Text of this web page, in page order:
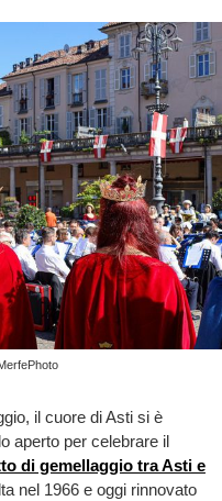
il cuore di Asti si è
aperto per celebrare il
di gemellaggio tra Asti e
nel 1966 e oggi rinnovato